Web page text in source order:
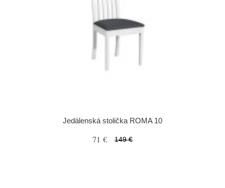
Jedálenská stolička ROMA 10
71 € 149 €